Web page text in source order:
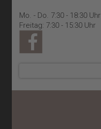
Mo. - Do. 7:30 - 18:30 Uhr
Freitag: 7:30 - 15:30 Uhr